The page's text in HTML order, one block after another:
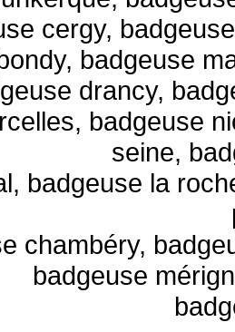
cergy,
badgeuse
drancy,
badgeuse
seine,
badgeuse la
chambéry,
badgeuse